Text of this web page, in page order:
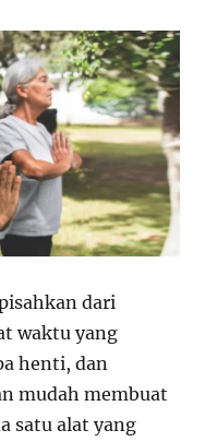
dari
waktu yang
henti, dan
mudah membuat
satu alat yang